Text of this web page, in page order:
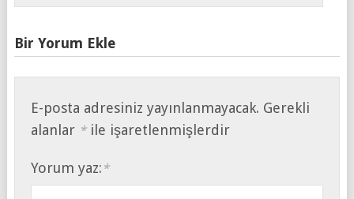
Bir Yorum Ekle
E-posta adresiniz yayınlanmayacak. Gerekli
alanlar *ile işaretlenmişlerdir
Yorum yaz: *